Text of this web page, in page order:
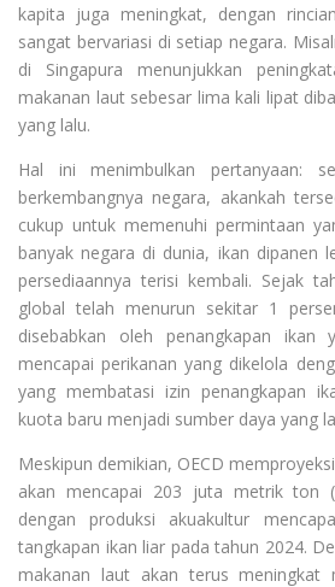
kapita juga meningkat, dengan
sangat bervariasi di setiap negara.
di Singapura menunjukkan
makanan laut sebesar lima kali lipat
yang lalu.
Hal ini menimbulkan pertanyaan:
berkembangnya negara, akankah
cukup untuk memenuhi permintaan
banyak negara di dunia, ikan dipanen
persediaannya terisi kembali. Sejak
global telah menurun sekitar 1
disebabkan oleh penangkapan ikan
mencapai perikanan yang dikelola
yang membatasi izin penangkapan
kuota baru menjadi sumber daya yang
Meskipun demikian, OECD
akan mencapai 203 juta metrik ton
dengan produksi akuakultur
tangkapan ikan liar pada tahun 2024.
makanan laut akan terus meningkat